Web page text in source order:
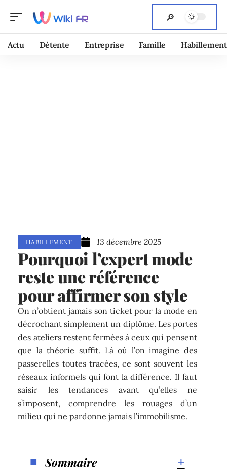
Actu Détente Entreprise Famille Habillement
HABILLEMENT 13 décembre 2025
Pourquoi l’expert mode
reste une référence
pour affirmer son style
On n’obtient jamais son ticket pour la mode en
décrochant simplement un diplôme. Les portes
des ateliers restent fermées à ceux qui pensent
que la théorie suffit. Là où l’on imagine des
passerelles toutes tracées, ce sont souvent les
réseaux informels qui font la différence. Il faut
saisir les tendances avant qu’elles ne
s’imposent, comprendre les rouages d’un
milieu qui ne pardonne jamais l’immobilisme.
Sommaire